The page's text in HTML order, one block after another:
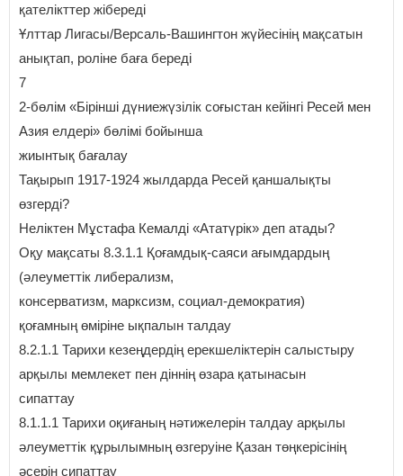
қателікттер жібереді
Ұлттар Лигасы/Версаль-Вашингтон жүйесінің мақсатын
анықтап, роліне баға береді
7
2-бөлім «Бірінші дүниежүзілік соғыстан кейінгі Ресей мен
Азия елдері» бөлімі бойынша
жиынтық бағалау
Тақырып 1917-1924 жылдарда Ресей қаншалықты
өзгерді?
Неліктен Мұстафа Кемалді «Ататүрік» деп атады?
Оқу мақсаты 8.3.1.1 Қоғамдық-саяси ағымдардың
(әлеуметтік либерализм,
консерватизм, марксизм, социал-демократия)
қоғамның өміріне ықпалын талдау
8.2.1.1 Тарихи кезеңдердің ерекшеліктерін салыстыру
арқылы мемлекет пен діннің өзара қатынасын
сипаттау
8.1.1.1 Тарихи оқиғаның нәтижелерін талдау арқылы
әлеуметтік құрылымның өзгеруіне Қазан төңкерісінің
әсерін сипаттау